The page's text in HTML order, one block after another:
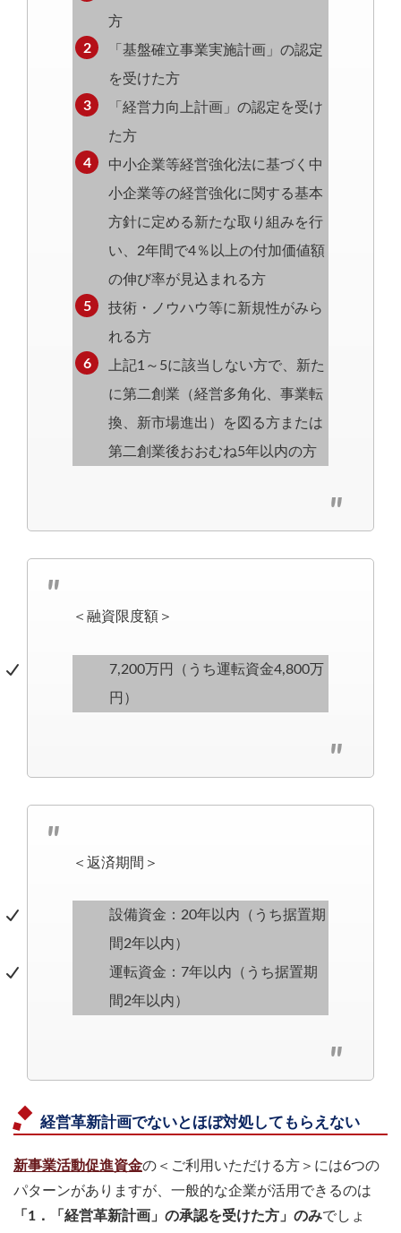
方
「基盤確立事業実施計画」の認定
を受けた方
「経営力向上計画」の認定を受け
た方
中小企業等経営強化法に基づく中
小企業等の経営強化に関する基本
方針に定める新たな取り組みを行
い、2年間で4％以上の付加価値額
の伸び率が見込まれる方
技術・ノウハウ等に新規性がみら
れる方
上記1～5に該当しない方で、新た
に第二創業（経営多角化、事業転
換、新市場進出）を図る方または
第二創業後おおむね5年以内の方
＜融資限度額＞
7,200万円（うち運転資金4,800万
円）
＜返済期間＞
設備資金：20年以内（うち据置期
間2年以内）
運転資金：7年以内（うち据置期
間2年以内）
経営革新計画でないとほぼ対処してもらえない
新事業活動促進資金の＜ご利用いただける方＞には6つの
パターンがありますが、一般的な企業が活用できるのは
「1．「経営革新計画」の承認を受けた方」のみでしょ